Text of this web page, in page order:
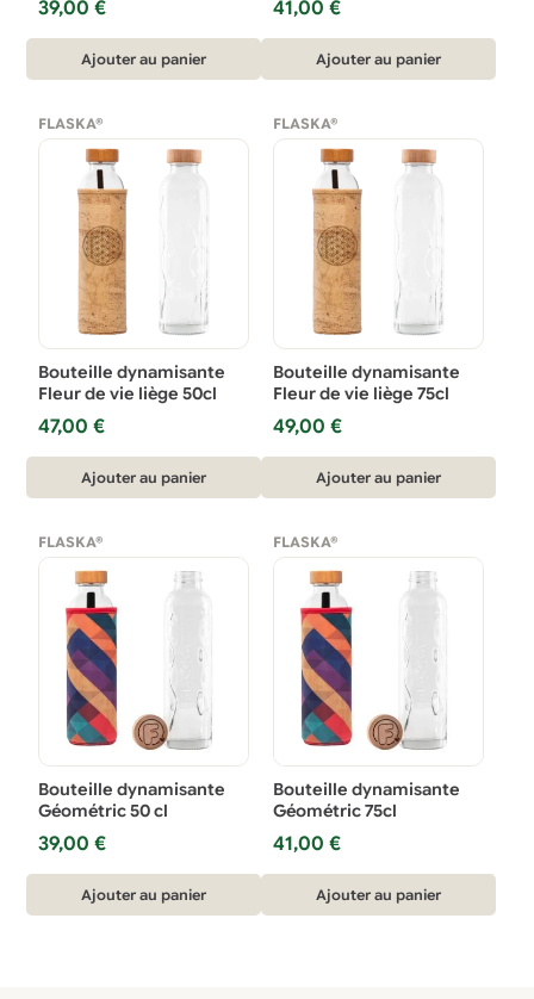
39,00€
Ajouter au panier
41,00 €
Ajouter au panier
FLASKA®
Bouteille dynamisante
Fleur de vie liège 50cl
47,00€
Ajouter au panier
FLASKA®
Bouteille dynamisante
Fleur de vie liège 75cl
49,00 €
Ajouter au panier
FLASKA®
Bouteille dynamisante
Géométric 50 cl
39,00€
Ajouter au panier
FLASKA®
Bouteille dynamisante
Géométric 75cl
41,00 €
Ajouter au panier